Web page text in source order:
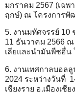
มกราคม 2567 (เฉ
ฤกษ์) ณ โครงการพั
5. งานมหัศจรรย์ 10
11 ธันวาคม 2566
เลียและนำมันพืชอื่น
6. งานเทศกาลบอล
2024 ระหว่างวันที่
เชียงราย อ.เมืองเชีย